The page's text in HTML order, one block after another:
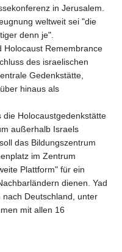
0.356853
in Jerusalem.
weltweit sei "die
denn je".
Holocaust Remembrance
des israelischen
Gedenkstätte,
hinaus als
Holocaustgedenkstätte
außerhalb Israels
das Bildungszentrum
im Zentrum
Plattform" für ein
dienen. Yad
Deutschland, unter
mit allen 16